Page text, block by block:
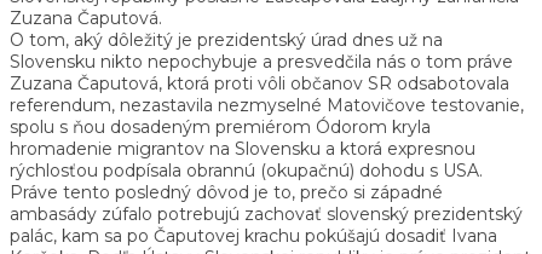
Zuzana Čaputová.
O tom, aký dôležitý je prezidentský úrad dnes už na
Slovensku nikto nepochybuje a presvedčila nás o tom práve
Zuzana Čaputová, ktorá proti vôli občanov SR odsabotovala
referendum, nezastavila nezmyselné Matovičove testovanie,
spolu s ňou dosadeným premiérom Ódorom kryla
hromadenie migrantov na Slovensku a ktorá expresnou
rýchlosťou podpísala obrannú (okupačnú) dohodu s USA.
Práve tento posledný dôvod je to, prečo si západné
ambasády zúfalo potrebujú zachovať slovenský prezidentský
palác, kam sa po Čaputovej krachu pokúšajú dosadiť Ivana